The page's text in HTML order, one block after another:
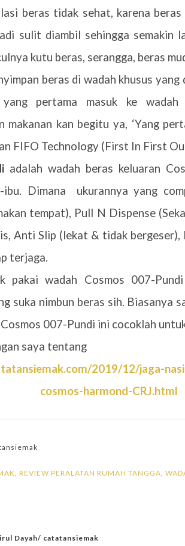
beras tidak sehat, karena
sulit diambil sehingga semakin
kutu beras, serangga, beras
beras di wadah khusus yang
yang pertama masuk ke
makanan kan begitu ya, ‘Yang
FIFO Technology (First In First
adalah wadah beras keluaran
ibu. Dimana
ukurannya yang
tempat), Pull N Dispense
Anti Slip (lekat & tidak bergeser),
terjaga.
pakai wadah Cosmos 007-
suka nimbun beras sih. Biasanya
007-Pundi ini cocoklah
saya tentang
2019/12/jaga-
cosmos-harmond-CRJ.html
, REVIEW PERALATAN RUMAH TANGGA,
Dayah/ catatansiemak